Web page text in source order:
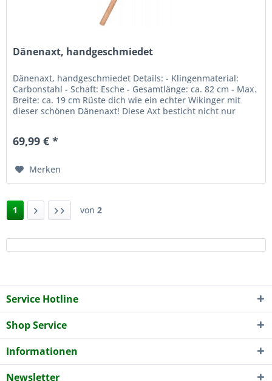
Dänenaxt, handgeschmiedet
Dänenaxt, handgeschmiedet Details: - Klingenmaterial:
Carbonstahl - Schaft: Esche - Gesamtlänge: ca. 82 cm - Max.
Breite: ca. 19 cm Rüste dich wie ein echter Wikinger mit
dieser schönen Dänenaxt! Diese Axt besticht nicht nur
69,99 € *
Merken
1 von 2
Service Hotline
Shop Service
Informationen
Newsletter